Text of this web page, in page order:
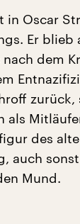
Oscar
Er
dem
als
des
auch
Mund.